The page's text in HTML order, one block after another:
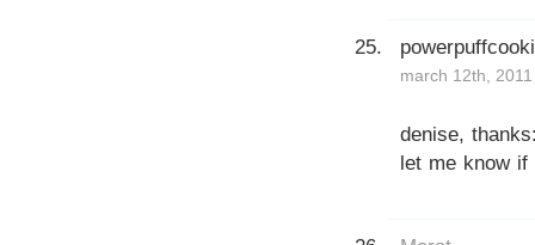
march 12th,
denise,
let me know if